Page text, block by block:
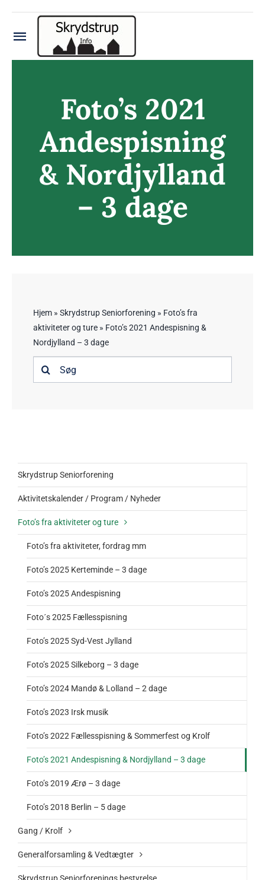
contentToggle
Navigation
Gymnastik
Badminton
Skrydstrup Seniorforening
Kontakt
Foto’s 2021
Andespisning
& Nordjylland
– 3 dage
Hjem» Skrydstrup Seniorforening » Foto’s fra
aktiviteter og ture» Foto’s 2021 Andespisning &
Nordjylland – 3 dage
Søg
efter:
Skrydstrup Seniorforening
Aktivitetskalender / Program / Nyheder
Foto’s fra aktiviteter og ture
Foto’s fra aktiviteter, fordrag mm
Foto’s 2025 Kerteminde – 3 dage
Foto’s 2025 Andespisning
Foto´s 2025 Fællesspisning
Foto’s 2025 Syd-Vest Jylland
Foto’s 2025 Silkeborg – 3 dage
Foto’s 2024 Mandø & Lolland – 2 dage
Foto’s 2023 Irsk musik
Foto’s 2022 Fællesspisning & Sommerfest og Krolf
Foto’s 2021 Andespisning & Nordjylland – 3 dage
Foto’s 2019 Ærø – 3 dage
Foto’s 2018 Berlin – 5 dage
Gang / Krolf
Generalforsamling & Vedtægter